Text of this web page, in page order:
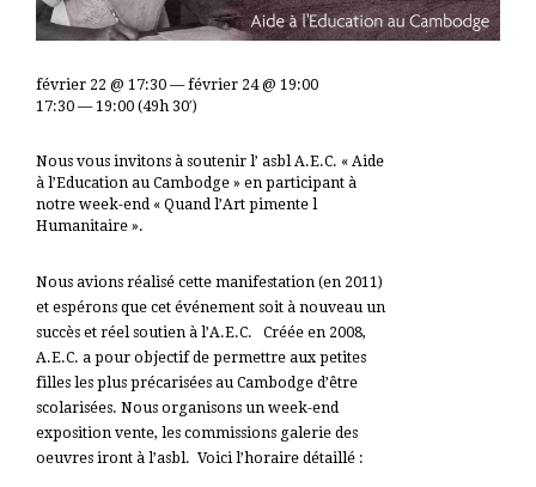
Nous vous invitons à soutenir l’ asbl A.E.C. « Aide
à l’Education au Cambodge » en participant à
notre week-end « Quand l’Art pimente l
Humanitaire ».
Nous avions réalisé cette manifestation (en 2011)
et espérons que cet événement soit à nouveau un
succès et réel soutien à l’A.E.C. Créée en 2008,
A.E.C. a pour objectif de permettre aux petites
filles les plus précarisées au Cambodge d’être
scolarisées. Nous organisons un week-end
exposition vente, les commissions galerie des
oeuvres iront à l’asbl. Voici l’horaire détaillé :
février 22 @ 17:30 — février 24 @ 19:00
17:30 — 19:00 (49h 30′)